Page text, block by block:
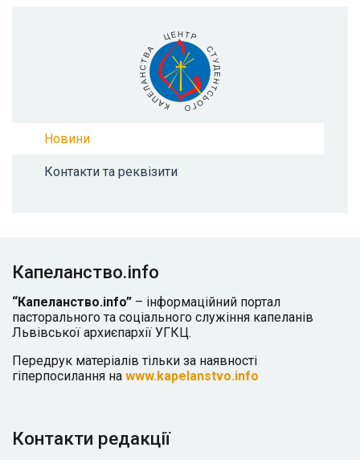
Новини
Контакти та реквізити
Капеланство.info
“Капеланство.info” – інформаційний портал
пасторального та соціального служіння капеланів
Львівської архиєпархії УГКЦ.
Передрук матеріалів тільки за наявності
гіперпосилання на www.kapelanstvo.info
Контакти редакції